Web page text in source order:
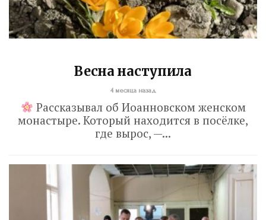
Весна наступила
4 месяца назад
Рассказывал об Иоанновском женском
монастыре. Который находится в посёлке,
где вырос, —...